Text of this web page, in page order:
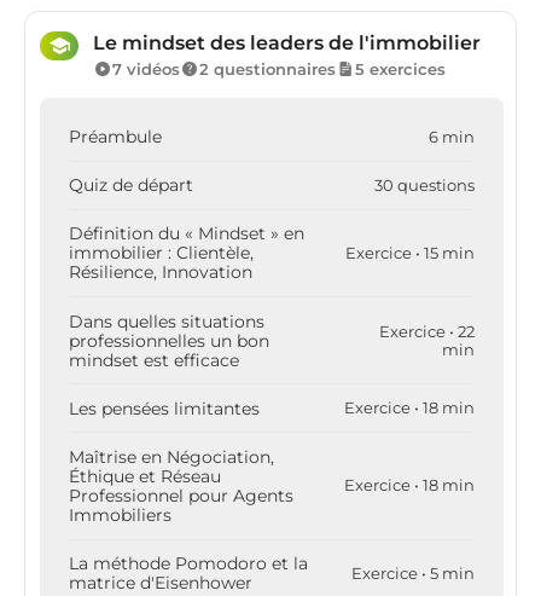
Le mindset des leaders de l'immobilier
7 vidéos 2 questionnaires 5 exercices
Préambule 6 min
Quiz de départ 30 questions
Définition du « Mindset » en
immobilier : Clientèle,
Résilience, Innovation
Exercice • 15 min
Dans quelles situations
professionnelles un bon
mindset est efficace
Exercice • 22
min
Les pensées limitantes Exercice • 18 min
Maîtrise en Négociation,
Éthique et Réseau
Professionnel pour Agents
Immobiliers
Exercice • 18 min
La méthode Pomodoro et la
matrice d'Eisenhower
Exercice • 5 min